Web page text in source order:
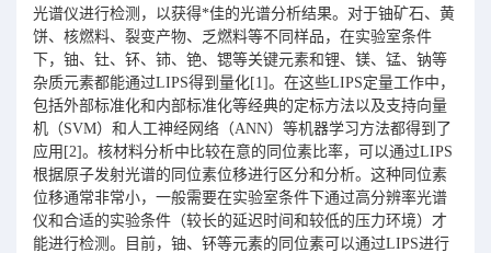
光谱仪进行检测，以获得*佳的光谱分析结果。对于铀矿石、黄
饼、核燃料、裂变产物、乏燃料等不同样品，在实验室条件
下，铀、钍、钚、铈、铯、锶等关键元素和锂、镁、锰、钠等
杂质元素都能通过LIPS得到量化[1]。在这些LIPS定量工作中，
包括外部标准化和内部标准化等经典的定标方法以及支持向量
机（SVM）和人工神经网络（ANN）等机器学习方法都得到了
应用[2]。核材料分析中比较在意的同位素比率，可以通过LIPS
根据原子发射光谱的同位素位移进行区分和分析。这种同位素
位移通常非常小，一般需要在实验室条件下通过高分辨率光谱
仪和合适的实验条件（较长的延迟时间和较低的压力环境）才
能进行检测。目前，铀、钚等元素的同位素可以通过LIPS进行